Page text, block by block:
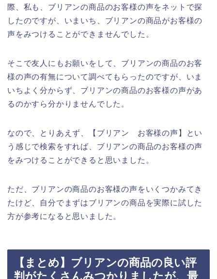
際、私も、ブリアンの商品のお客様の声をネットで探
したのですが、いまいち、ブリアンの商品がお客様の
声をみつけることができませんでした。
そこで友人にもお願いをして、ブリアンの商品のお客
様の声の有無について調べてもらったのですが、いま
いちよく分からず、ブリアンの商品のお客様の声があ
るのかすら分かりませんでした。
なので、とりあえず、【ブリアン お客様の声】とい
う感じで検索をすれば、ブリアンの商品のお客様の声
をみつけることができると思いました。
ただ、ブリアンの商品のお客様の声をいくつかみてき
たけど、自分でまずはブリアンの商品を実際に試した
方が参考になると思いました。
【まとめ】ブリアンの商品の良い評
判がたくさんみつかりましたが、最